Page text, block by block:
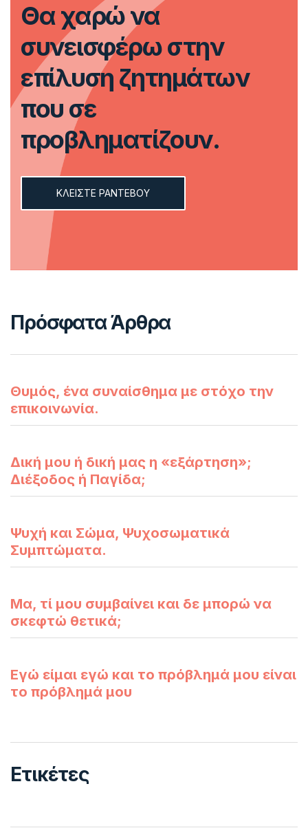
Θα χαρώ να
συνεισφέρω στην
επίλυση ζητημάτων
που σε
προβληματίζουν.
ΚΛΕΙΣTΕ ΡΑΝΤΕΒΟΥ
Πρόσφατα Άρθρα
Θυμός, ένα συναίσθημα με στόχο την
επικοινωνία.
Δική μου ή δική μας η «εξάρτηση»;
Διέξοδος ή Παγίδα;
Ψυχή και Σώμα, Ψυχοσωματικά
Συμπτώματα.
Μα, τί μου συμβαίνει και δε μπορώ να
σκεφτώ θετικά;
Εγώ είμαι εγώ και το πρόβλημά μου είναι
το πρόβλημά μου
Ετικέτες